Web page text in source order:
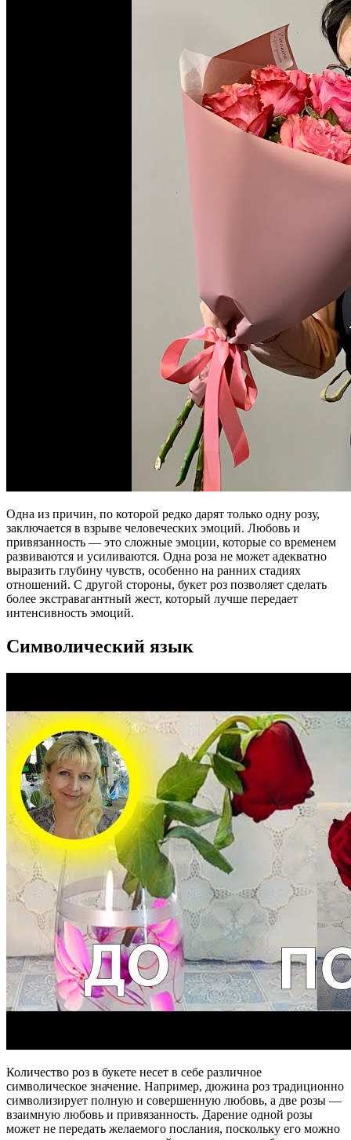
Одна из причин, по которой редко дарят только одну розу,
заключается в взрыве человеческих эмоций. Любовь и
привязанность — это сложные эмоции, которые со временем
развиваются и усиливаются. Одна роза не может адекватно
выразить глубину чувств, особенно на ранних стадиях
отношений. С другой стороны, букет роз позволяет сделать
более экстравагантный жест, который лучше передает
интенсивность эмоций.
Символический язык
Количество роз в букете несет в себе различное
символическое значение. Например, дюжина роз традиционно
символизирует полную и совершенную любовь, а две розы —
взаимную любовь и привязанность. Дарение одной розы
может не передать желаемого послания, поскольку его можно